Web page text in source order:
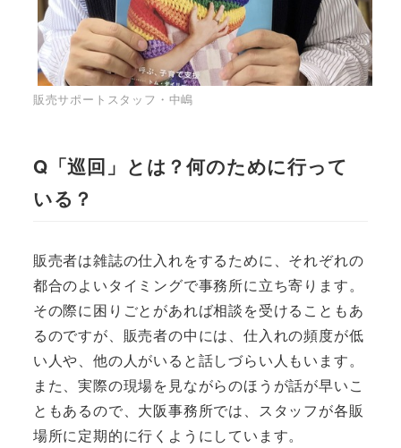
販売サポートスタッフ・中嶋
Q「巡回」とは？何のために行って
いる？
販売者は雑誌の仕入れをするために、それぞれの
都合のよいタイミングで事務所に立ち寄ります。
その際に困りごとがあれば相談を受けることもあ
るのですが、販売者の中には、仕入れの頻度が低
い人や、他の人がいると話しづらい人もいます。
また、実際の現場を見ながらのほうが話が早いこ
ともあるので、大阪事務所では、スタッフが各販
場所に定期的に行くようにしています。